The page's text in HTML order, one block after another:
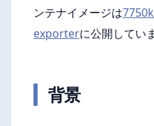
ンテナイメージは
exporterに公開してい
背景